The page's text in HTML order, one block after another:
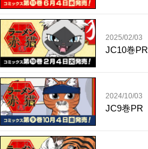
2025/02/03
JC10巻PR
2024/10/03
JC9巻PR